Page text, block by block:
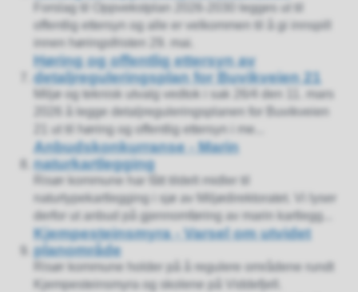
Forslag til Oppvekstplan 2026-2030 legges ut til
offentlig ettersyn og alle er velkommen til å gi innspill
innen høringsfristen 29. mai.
Høring og offentlig ettersyn av
detaljreguleringsplan for Buvikveien 21
Miljø og teknisk utvalg vedtok i sak 26/4 den 11. mars
2026 å legge detaljreguleringsplanen for Buvikveien
21 ut til høring og offentlig ettersyn i me...
Anbudskonkurranse - Marin
naturkartlegging
Risør kommune har fått tildelt midler til
naturtypekartlegging i sjø av Miljødirektoratet. Vi lyser
derfor ut anbud på gjennomføring av marin kartlegg...
Kjempesteinsmyra - Varsel om utvidet
planområde
Risør kommune holder på å regulere områdene rundt
Kjempesteinsmyra og skolene på Viddefjell.